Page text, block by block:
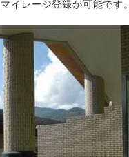
イレージ登録が可能です。